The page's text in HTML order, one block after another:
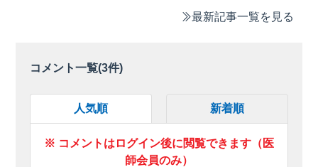
最新記事一覧を見る
コメント一覧(3件)
人気順 新着順
※ コメントはログイン後に閲覧できます（医
師会員のみ）